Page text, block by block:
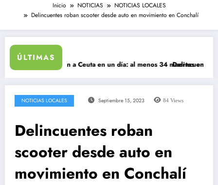
Inicio NOTICIAS
NOTICIAS LOCALES
Delincuentes roban scooter desde auto en movimiento en Conchalí
ÚLTIMAS
ingresan a Ceuta en un día: al menos 34 muertos en la crisis.
Delincuentes matan
NOTICIAS LOCALES Septiembre 15, 2023 84 Views
Delincuentes roban
scooter desde auto en
movimiento en Conchalí